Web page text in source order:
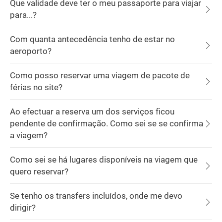
Que validade deve ter o meu passaporte para viajar
para...?
Com quanta antecedência tenho de estar no
aeroporto?
Como posso reservar uma viagem de pacote de
férias no site?
Ao efectuar a reserva um dos serviços ficou
pendente de confirmação. Como sei se se confirma
a viagem?
Como sei se há lugares disponíveis na viagem que
quero reservar?
Se tenho os transfers incluídos, onde me devo
dirigir?